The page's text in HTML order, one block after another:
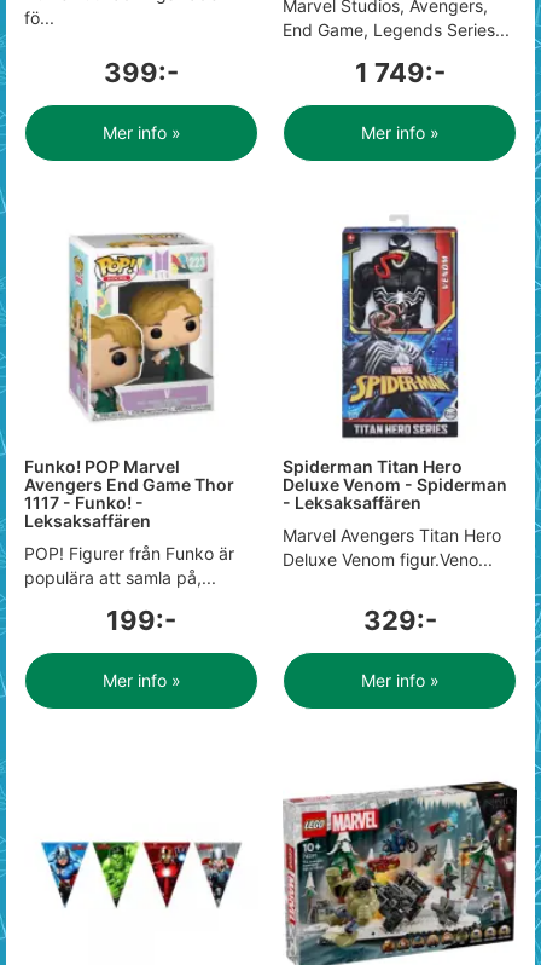
fö...
399:-
Mer info »
Marvel Studios, Avengers,
End Game, Legends Series...
1 749:-
Mer info »
Funko! POP Marvel
Avengers End Game Thor
1117 - Funko! -
Leksaksaffären
POP! Figurer från Funko är
populära att samla på,...
199:-
Mer info »
Spiderman Titan Hero
Deluxe Venom - Spiderman
- Leksaksaffären
Marvel Avengers Titan Hero
Deluxe Venom figur.Veno...
329:-
Mer info »